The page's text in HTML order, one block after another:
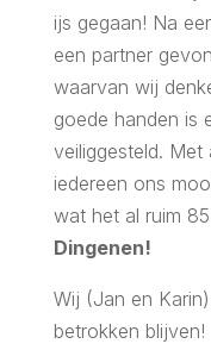
ijs gegaan! Na
een partner
waarvan wij
goede handen is
veiliggesteld.
iedereen ons
wat het al ruim
Dingenen!
Wij (Jan en
betrokken blijven!